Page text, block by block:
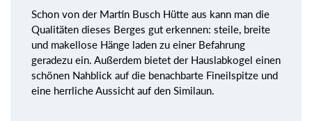
Schon von der Martin Busch Hütte aus kann man die
Qualitäten dieses Berges gut erkennen: steile, breite
und makellose Hänge laden zu einer Befahrung
geradezu ein. Außerdem bietet der Hauslabkogel einen
schönen Nahblick auf die benachbarte Fineilspitze und
eine herrliche Aussicht auf den Similaun.